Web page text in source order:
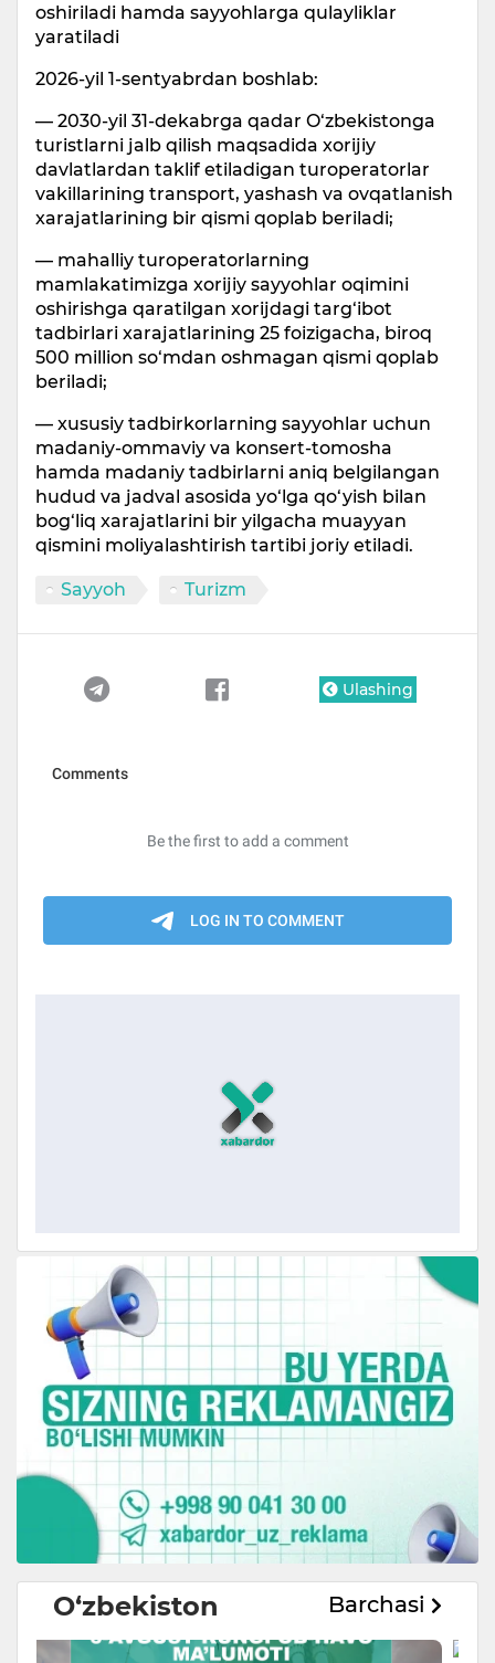
oshiriladi hamda sayyohlarga qulayliklar
yaratiladi
2026-yil 1-sentyabrdan boshlab:
— 2030-yil 31-dekabrga qadar O‘zbekistonga
turistlarni jalb qilish maqsadida xorijiy
davlatlardan taklif etiladigan turoperatorlar
vakillarining transport, yashash va ovqatlanish
xarajatlarining bir qismi qoplab beriladi;
— mahalliy turoperatorlarning
mamlakatimizga xorijiy sayyohlar oqimini
oshirishga qaratilgan xorijdagi targ‘ibot
tadbirlari xarajatlarining 25 foizigacha, biroq
500 million so‘mdan oshmagan qismi qoplab
beriladi;
— xususiy tadbirkorlarning sayyohlar uchun
madaniy-ommaviy va konsert-tomosha
hamda madaniy tadbirlarni aniq belgilangan
hudud va jadval asosida yo‘lga qo‘yish bilan
bog‘liq xarajatlarini bir yilgacha muayyan
qismini moliyalashtirish tartibi joriy etiladi.
Sayyoh Turizm
Ulashing
O‘zbekiston Barchasi